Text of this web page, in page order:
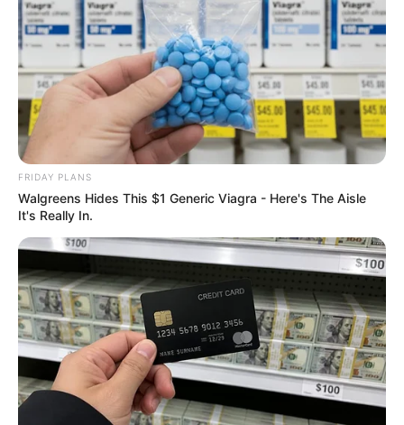
ดูดวง
เบอร์โทร คน Keep look เป๊ะทุกมุมดูดี
ทุกองศา คุณล่ะมีเลขคู่นี้ไหม
วันที่ 1 ส.ค. 2569 วันคล้ายวันสำเร็จ
มรรคผลพระโพธิสัตว์กวนอิม
FRIDAY PLANS
Walgreens Hides This $1 Generic Viagra - Here's The Aisle
It's Really In.